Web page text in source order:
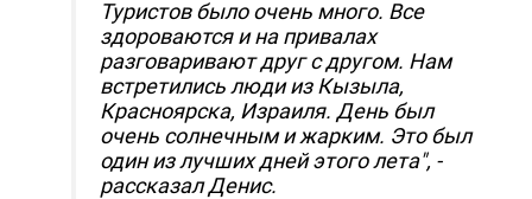
Туристов было очень много. Все
здороваются и на привалах
разговаривают друг с другом. Нам
встретились люди из Кызыла,
Красноярска, Израиля. День был
очень солнечным и жарким. Это был
один из лучших дней этого лета", -
рассказал Денис.